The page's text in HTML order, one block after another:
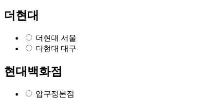
더현대
더현대 서울
더현대 대구
현대백화점
압구정본점